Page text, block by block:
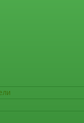
достъп до
доброволно
или предписват.
изследователска